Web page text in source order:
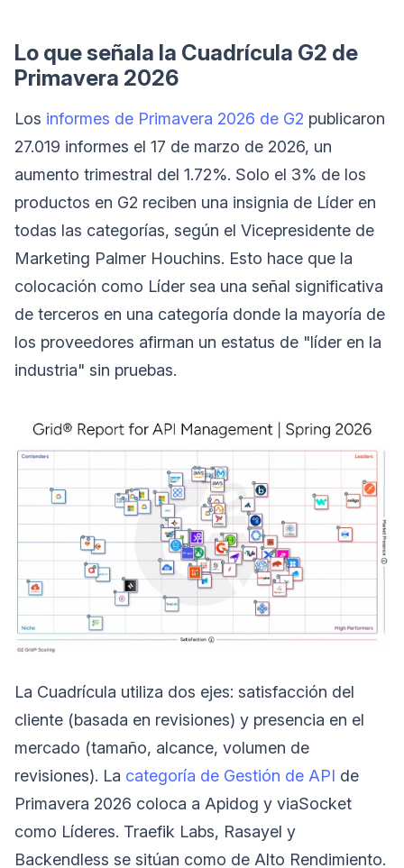
Lo que señala la Cuadrícula G2 de
Primavera 2026
Los informes de Primavera 2026 de G2 publicaron
27.019 informes el 17 de marzo de 2026, un
aumento trimestral del 1.72%. Solo el 3% de los
productos en G2 reciben una insignia de Líder en
todas las categorías, según el Vicepresidente de
Marketing Palmer Houchins. Esto hace que la
colocación como Líder sea una señal significativa
de terceros en una categoría donde la mayoría de
los proveedores afirman un estatus de "líder en la
industria" sin pruebas.
La Cuadrícula utiliza dos ejes: satisfacción del
cliente (basada en revisiones) y presencia en el
mercado (tamaño, alcance, volumen de
revisiones). La categoría de Gestión de API de
Primavera 2026 coloca a Apidog y viaSocket
como Líderes. Traefik Labs, Rasayel y
Backendless se sitúan como de Alto Rendimiento.